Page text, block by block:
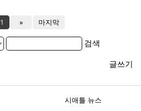
1 » 마지막
검색
글쓰기
시애틀 뉴스